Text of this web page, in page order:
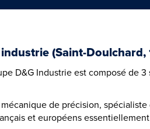
(Saint-
D&G Industrie est composé de
de précision,
et européens